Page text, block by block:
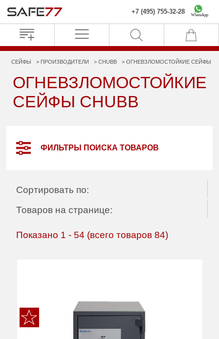
+7 (495) 755-32-28 WhatsApp
СЕЙФЫ ПРОИЗВОДИТЕЛИ CHUBB ОГНЕВЗЛОМОСТОЙКИЕ СЕЙФЫ
ОГНЕВЗЛОМОСТОЙКИЕ
СЕЙФЫ CHUBB
ФИЛЬТРЫ ПОИСКА ТОВАРОВ
Сортировать по:
Товаров на странице:
Показано 1 - 54 (всего товаров 84)